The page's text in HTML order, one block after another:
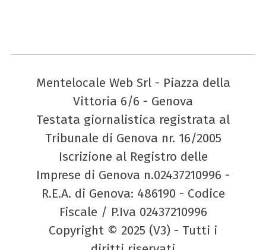
Mentelocale Web Srl - Piazza della
Vittoria 6/6 - Genova
Testata giornalistica registrata al
Tribunale di Genova nr. 16/2005
Iscrizione al Registro delle
Imprese di Genova n.02437210996 -
R.E.A. di Genova: 486190 - Codice
Fiscale / P.Iva 02437210996
Copyright © 2025 (V3) - Tutti i